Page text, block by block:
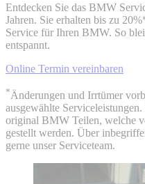
Entdecken Sie das BMW
Jahren. Sie erhalten bis zu
Service für Ihren BMW. So
entspannt.
Online Termin vereinbaren
*Änderungen und Irrtümer
ausgewählte
original BMW Teilen, welche
gestellt werden. Über
gerne unser Serviceteam.